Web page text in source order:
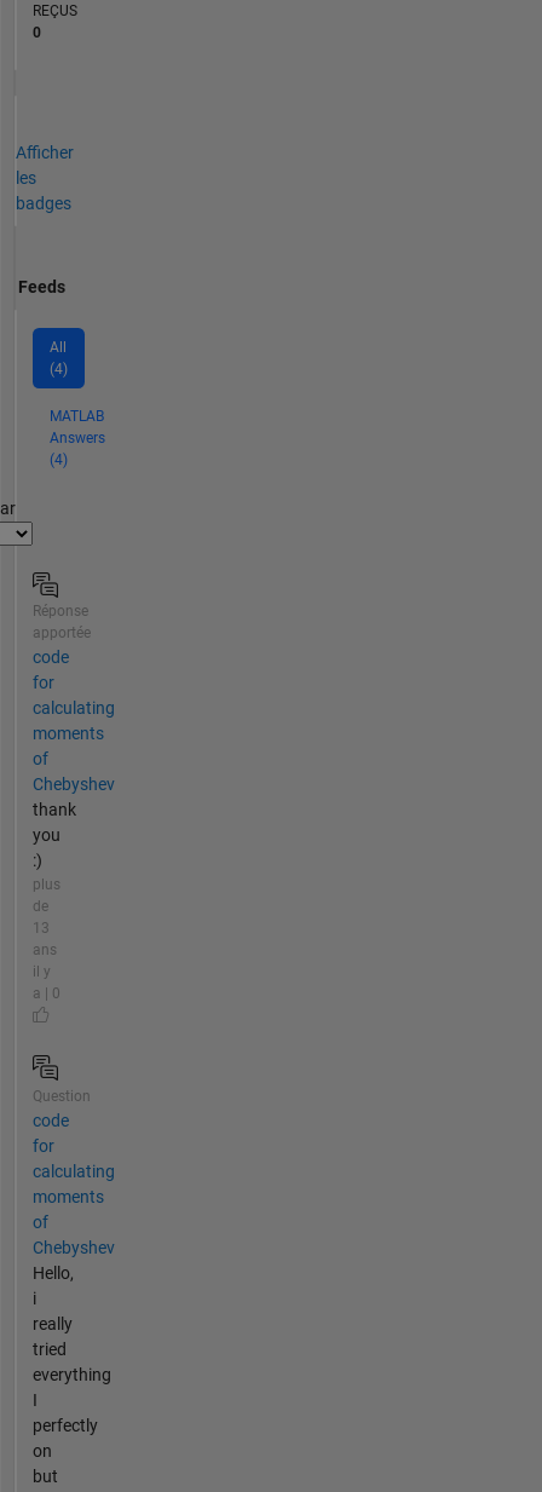
REÇUS
0
Afficher
les
badges
Feeds
All
(4)
MATLAB
Answers
(4)
Réponse
apportée
code
for
calculating
moments
of
Chebyshev
thank
you
:)
plus
de
13
ans
il y
a | 0
Question
code
for
calculating
moments
of
Chebyshev
Hello,
i
really
tried
everything
I
perfectly
on
but